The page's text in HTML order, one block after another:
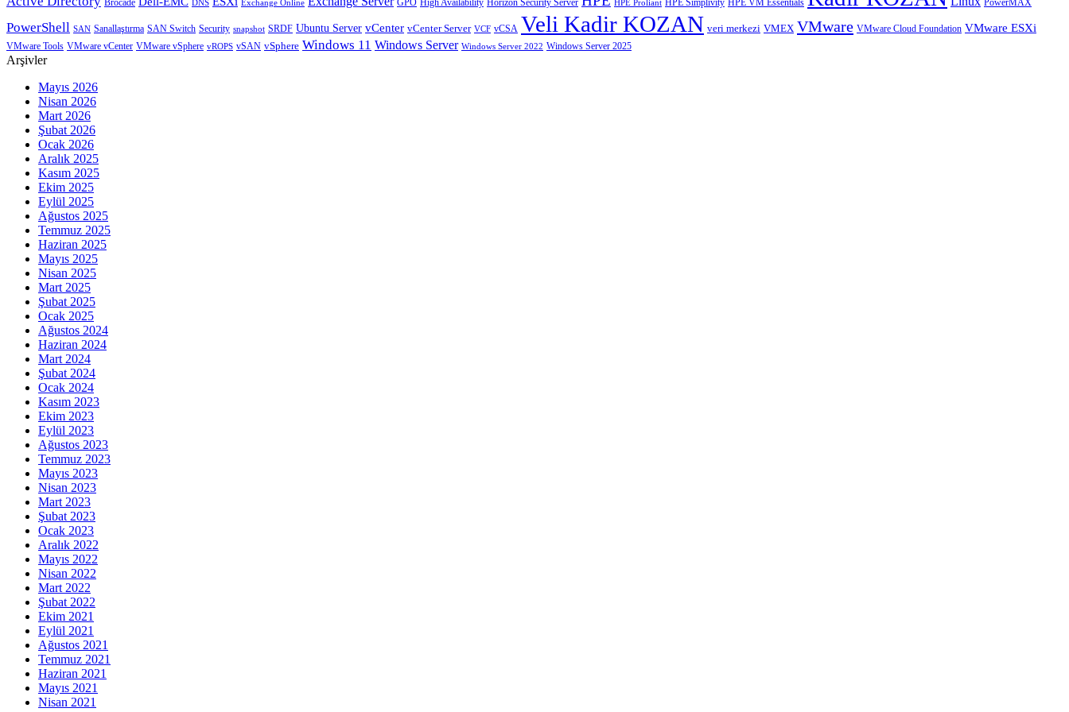
Brocade DNS Exchange Online GPO High Availability Horizon Security Server HPE Proliant HPE Simplivity
PowerShell SAN Sanallaştırma SAN Switch Security snapshot SRDF Ubuntu Server vCenter vCenter Server VCF vCSA Veli Kadir KOZAN veri merkezi VMEX VMware VMware Cloud Foundation VMware ESXi
VMware Tools VMware vCenter VMware vSphere vROPS vSAN vSphere Windows 11 Windows Server Windows Server 2022 Windows Server 2025
Arşivler
Mayıs 2026
Nisan 2026
Mart 2026
Şubat 2026
Ocak 2026
Aralık 2025
Kasım 2025
Ekim 2025
Eylül 2025
Ağustos 2025
Temmuz 2025
Haziran 2025
Mayıs 2025
Nisan 2025
Mart 2025
Şubat 2025
Ocak 2025
Ağustos 2024
Haziran 2024
Mart 2024
Şubat 2024
Ocak 2024
Kasım 2023
Ekim 2023
Eylül 2023
Ağustos 2023
Temmuz 2023
Mayıs 2023
Nisan 2023
Mart 2023
Şubat 2023
Ocak 2023
Aralık 2022
Mayıs 2022
Nisan 2022
Mart 2022
Şubat 2022
Ekim 2021
Eylül 2021
Ağustos 2021
Temmuz 2021
Haziran 2021
Mayıs 2021
Nisan 2021